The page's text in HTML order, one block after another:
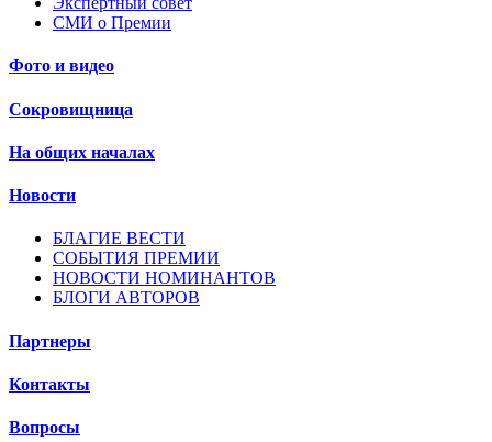
СМИ о Премии
Фото и видео
Сокровищница
На общих началах
Новости
БЛАГИЕ ВЕСТИ
СОБЫТИЯ ПРЕМИИ
НОВОСТИ НОМИНАНТОВ
БЛОГИ АВТОРОВ
Партнеры
Контакты
Вопросы